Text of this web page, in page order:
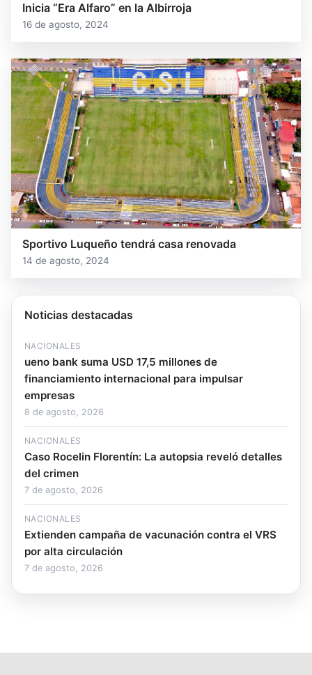
Inicia “Era Alfaro” en la Albirroja
16 de agosto, 2024
Sportivo Luqueño tendrá casa renovada
14 de agosto, 2024
Noticias destacadas
NACIONALES
ueno bank suma USD 17,5 millones de
financiamiento internacional para impulsar
empresas
8 de agosto, 2026
NACIONALES
Caso Rocelin Florentín: La autopsia reveló detalles
del crimen
7 de agosto, 2026
NACIONALES
Extienden campaña de vacunación contra el VRS
por alta circulación
7 de agosto, 2026